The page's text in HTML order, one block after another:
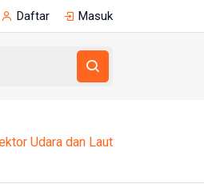
Daftar Masuk
Udara dan Laut